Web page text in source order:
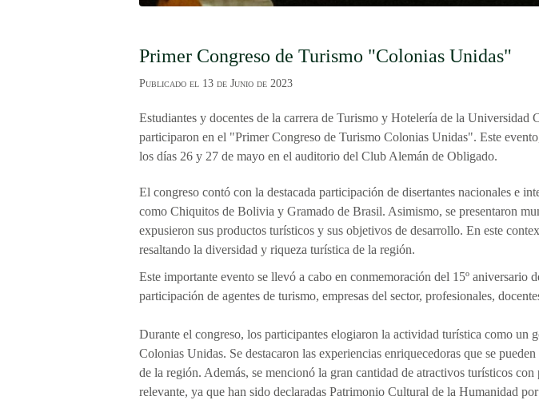
Primer Congreso de Turismo "Colonias Unidas"
Publicado el 13 de Junio de 2023
Estudiantes y docentes de la carrera de Turismo y Hotelería de la
participaron en el "Primer Congreso de Turismo Colonias Unidas". Este
los días 26 y 27 de mayo en el auditorio del Club Alemán de Obligado.
El congreso contó con la destacada participación de disertantes nacionales e
como Chiquitos de Bolivia y Gramado de Brasil. Asimismo, se presentaron
expusieron sus productos turísticos y sus objetivos de desarrollo. En este
resaltando la diversidad y riqueza turística de la región.
Este importante evento se llevó a cabo en conmemoración del 15º
participación de agentes de turismo, empresas del sector, profesionales,
Durante el congreso, los participantes elogiaron la actividad turística como un
Colonias Unidas. Se destacaron las experiencias enriquecedoras que se
de la región. Además, se mencionó la gran cantidad de atractivos turísticos
relevante, ya que han sido declaradas Patrimonio Cultural de la Humanidad